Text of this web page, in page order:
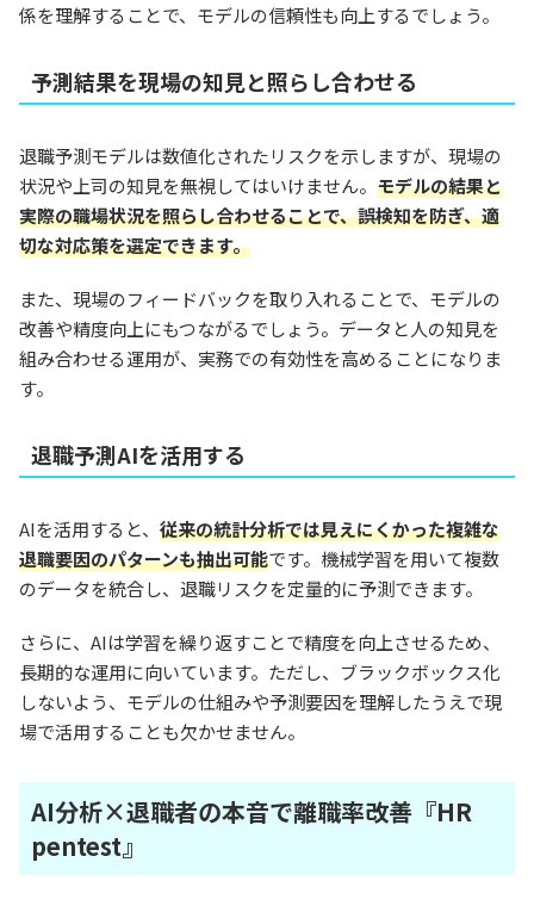
係を理解することで、モデルの信頼性も向上するでしょう。
予測結果を現場の知見と照らし合わせる
退職予測モデルは数値化されたリスクを示しますが、現場の
状況や上司の知見を無視してはいけません。 モデルの結果と
実際の職場状況を照らし合わせることで、誤検知を防ぎ、適
切な対応策を選定できます。
また、現場のフィードバックを取り入れることで、モデルの
改善や精度向上にもつながるでしょう。データと人の知見を
組み合わせる運用が、実務での有効性を高めることになりま
す。
退職予測AIを活用する
AIを活用すると、 従来の統計分析では見えにくかった複雑な
退職要因のパターンも抽出可能です。機械学習を用いて複数
のデータを統合し、退職リスクを定量的に予測できます。
さらに、AIは学習を繰り返すことで精度を向上させるため、
長期的な運用に向いています。ただし、ブラックボックス化
しないよう、モデルの仕組みや予測要因を理解したうえで現
場で活用することも欠かせません。
AI分析×退職者の本音で離職率改善『HR
pentest』